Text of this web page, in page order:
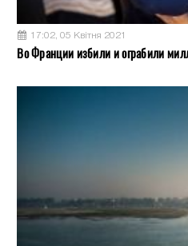
17:02, 05 Квітня 2021
Во Франции избили и ограбили